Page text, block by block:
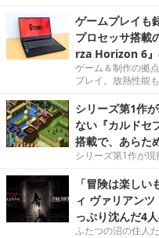
ゲームプレイも
プロセッサ搭載
rza Horizon 6』
ゲーム＆制作の拠
プレイ。放熱性能
シリーズ第1作
ない『カルドセ
搭載で、あらた
シリーズ第1作が現
「冒険は楽し
ィ ヴァリアン
っぷり沈んだ4
ふたつの沼の住人